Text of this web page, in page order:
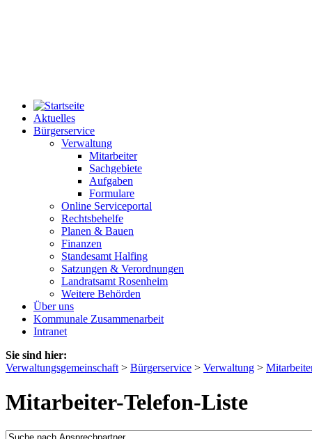
Aktuelles
Bürgerservice
Verwaltung
Mitarbeiter
Sachgebiete
Aufgaben
Formulare
Online Serviceportal
Rechtsbehelfe
Planen & Bauen
Finanzen
Standesamt Halfing
Satzungen & Verordnungen
Landratsamt Rosenheim
Weitere Behörden
Über uns
Kommunale Zusammenarbeit
Intranet
Sie sind hier:
Verwaltungsgemeinschaft > Bürgerservice > Verwaltung >
Mitarbeiter-Telefon-Liste